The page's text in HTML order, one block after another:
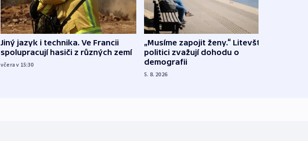
Jiný jazyk i technika. Ve Francii
spolupracují hasiči z různých zemí
včera v 15:30
„Musíme zapojit ženy.“ Litevští
politici zvažují dohodu o
demografii
5. 8. 2026